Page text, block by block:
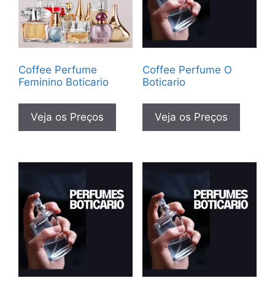
Coffee Perfume
Feminino Boticario
Veja os Preços
Coffee Perfume O
Boticario
Veja os Preços